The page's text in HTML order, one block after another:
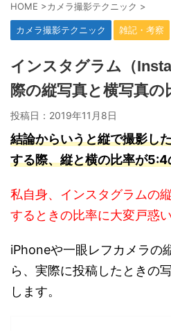
HOME >カメラ撮影テクニック >
カメラ撮影テクニック 雑記・考察
インスタグラム（
際の縦写真と横写真の
投稿日： 2019年11月8日
結論からいうと縦で撮影し
する際、縦と横の比率が
私自身、インスタグラムの
するときの比率に大変戸惑い
iPhoneや一眼レフカメラの
ら、実際に投稿したときの
します。